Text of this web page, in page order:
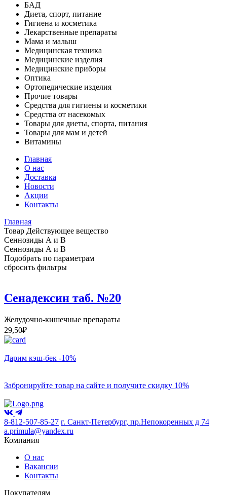
БАД
Диета, спорт, питание
Гигиена и косметика
Лекарственные препараты
Мама и малыш
Медицинская техника
Медицинские изделия
Медицинские приборы
Оптика
Ортопедические изделия
Прочие товары
Средства для гигиены и косметики
Средства от насекомых
Товары для диеты, спорта, питания
Товары для мам и детей
Витамины
Главная
О нас
Доставка
Новости
Акции
Контакты
Главная
Товар Действующее вещество
Сеннозиды А и В
Сеннозиды А и В
Подобрать по параметрам
сбросить фильтры
Сенадексин таб. №20
Желудочно-кишечные препараты
29,50₽
Дарим кэш-бек -10%
Забронируйте товар на сайте и получите скидку 10%
8-812-507-85-27 г. Санкт-Петербург, пр.Непокоренных д 74
a.primula@yandex.ru
Компания
О нас
Вакансии
Контакты
Покупателям